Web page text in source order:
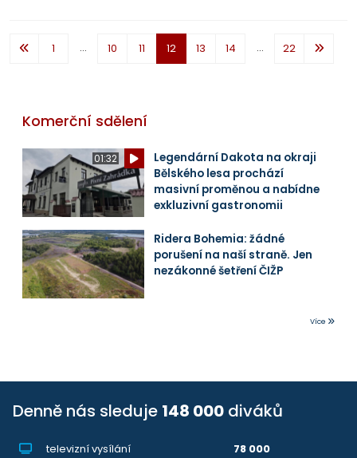
1 ... 10 11 12 13 14 ... 22
Komerční sdělení
01:32
Legendární Dakota na okraji
Bělského lesa prochází
masivní proměnou a nabídne
exkluzivní gastronomii
Ridera Bohemia: žádné
porušení na naší straně. Jen
nezákonné šetření ČIŽP
Více
Denně nás sleduje 148 000 diváků
televizní vysílání
78 000